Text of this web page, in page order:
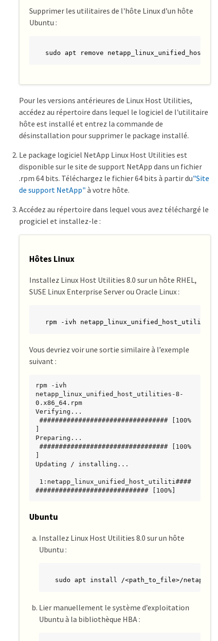
Supprimer les utilitaires de l'hôte Linux d'un hôte
Ubuntu :
sudo apt remove
Pour les versions antérieures de Linux Host Utilities,
accédez au répertoire dans lequel le logiciel de l'utilitaire
hôte est installé et entrez la commande de
désinstallation pour supprimer le package installé.
Le package logiciel NetApp Linux Host Utilities est
disponible sur le site de support NetApp dans un fichier
.rpm 64 bits. Téléchargez le fichier 64 bits à partir du"Site
de support NetApp" à votre hôte.
Accédez au répertoire dans lequel vous avez téléchargé le
progiciel et installez-le :
Hôtes Linux
Installez Linux Host Utilities 8.0 sur un hôte RHEL,
SUSE Linux Enterprise Server ou Oracle Linux :
rpm -ivh netapp_linux_unified_host_utilities-
Vous devriez voir une sortie similaire à l’exemple
suivant :
rpm -ivh
netapp_linux_unified_host_utilities-8-
0.x86_64.rpm
Verifying...
################################# [100%
Preparing...
################################# [100%
Updating / installing...
1:netapp_linux_unified_host_utiliti####
############################# [100%]
Ubuntu
Installez Linux Host Utilities 8.0 sur un hôte
Ubuntu :
sudo apt install /<path_to_file>/
Lier manuellement le système d’exploitation
Ubuntu à la bibliothèque HBA :